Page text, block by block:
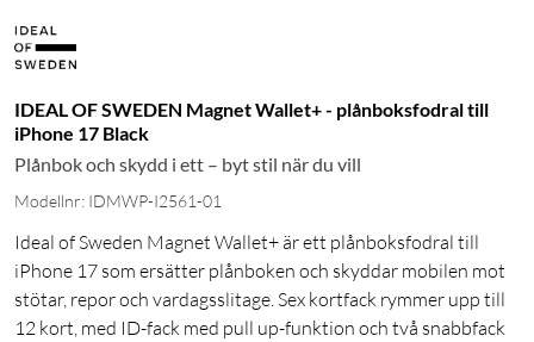
IDEAL OF SWEDEN Magnet Wallet+ - plånboksfodral till
iPhone 17 Black
Plånbok och skydd i ett – byt stil när du vill
Modellnr: IDMWP-I2561-01
Ideal of Sweden Magnet Wallet+ är ett plånboksfodral till
iPhone 17 som ersätter plånboken och skyddar mobilen mot
stötar, repor och vardagsslitage. Sex kortfack rymmer upp till
12 kort, med ID-fack med pull up-funktion och två snabbfack